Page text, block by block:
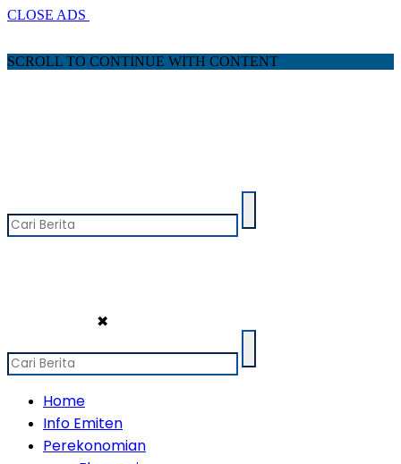
CLOSE ADS
SCROLL TO CONTINUE WITH CONTENT
✖
Home
Info Emiten
Perekonomian